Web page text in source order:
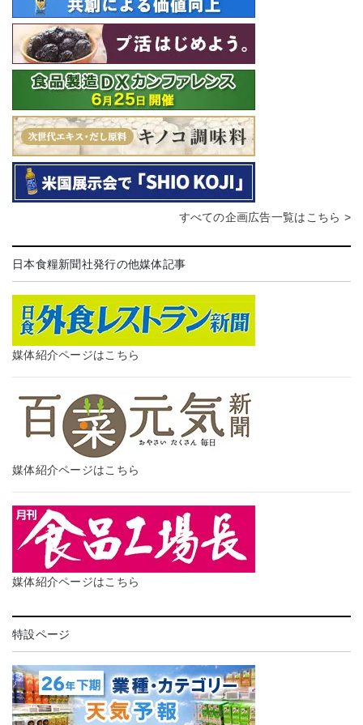
すべての企画広告一覧はこちら >
日本食糧新聞社発行の他媒体記事
媒体紹介ページはこちら
媒体紹介ページはこちら
媒体紹介ページはこちら
特設ページ